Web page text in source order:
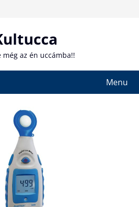
még az én uccámba!!
Menu